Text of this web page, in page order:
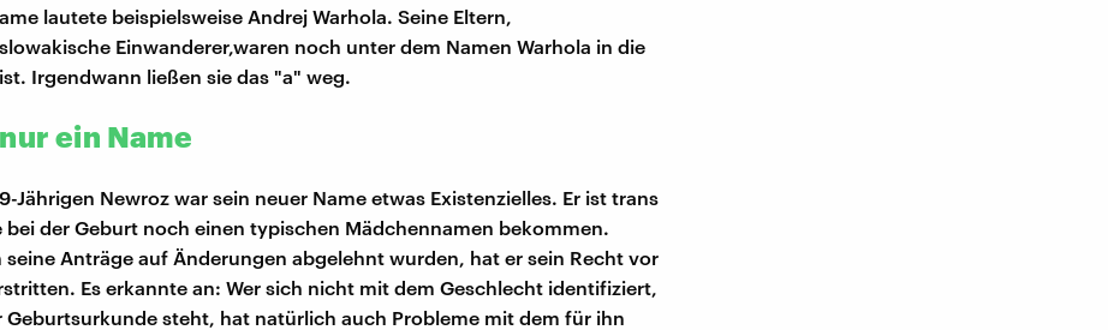
lautete beispielsweise Andrej Warhola. Seine Eltern,
Einwanderer,waren noch unter dem Namen Warhola in die
Irgendwann ließen sie das "a" weg.
ein Name
Jährigen Newroz war sein neuer Name etwas Existenzielles. Er ist trans
bei der Geburt noch einen typischen Mädchennamen bekommen.
seine Anträge auf Änderungen abgelehnt wurden, hat er sein Recht vor
Es erkannte an: Wer sich nicht mit dem Geschlecht identifiziert,
Geburtsurkunde steht, hat natürlich auch Probleme mit dem für ihn